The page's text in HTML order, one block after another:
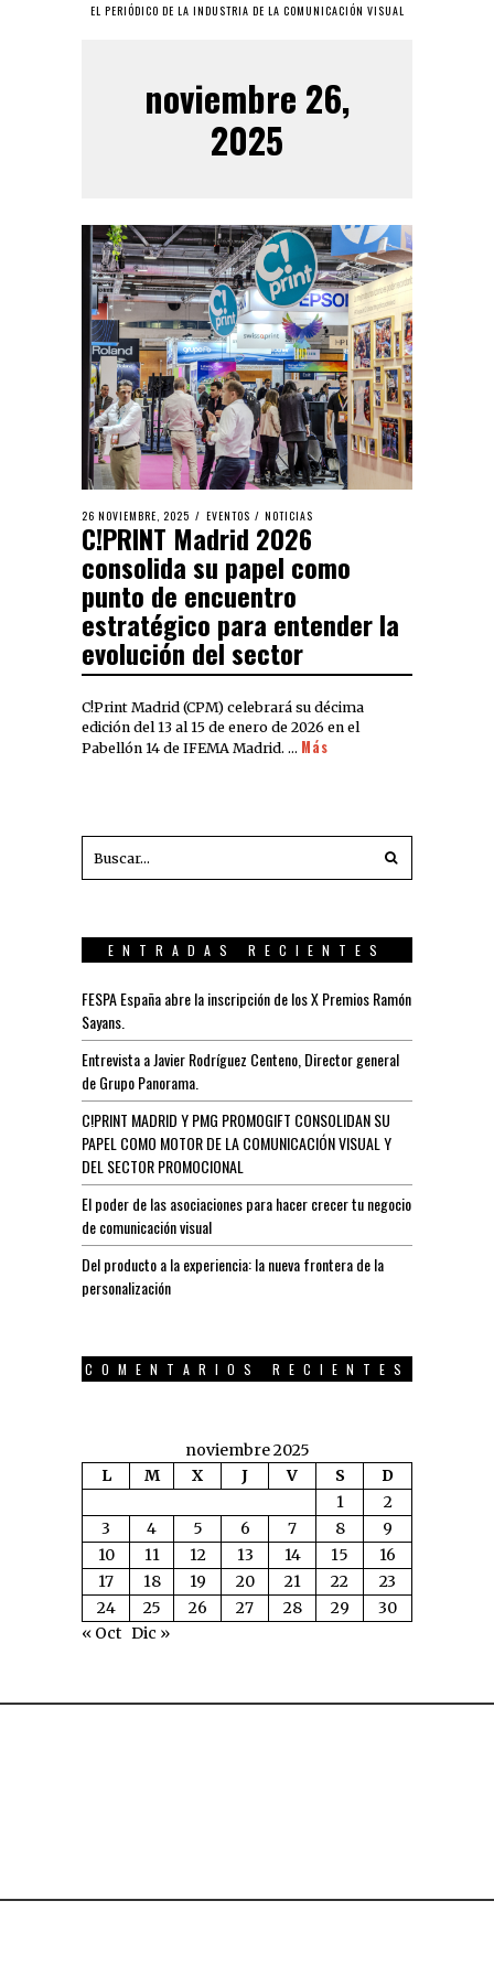
EL PERIÓDICO DE LA INDUSTRIA DE LA COMUNICACIÓN VISUAL
noviembre 26,
2025
26 NOVIEMBRE, 2025 EVENTOS / NOTICIAS
C!PRINT Madrid 2026
consolida su papel como
punto de encuentro
estratégico para entender la
evolución del sector
C!Print Madrid (CPM) celebrará su décima
edición del 13 al 15 de enero de 2026 en el
Pabellón 14 de IFEMA Madrid. … Más
ENTRADAS RECIENTES
FESPA España abre la inscripción de los X Premios Ramón
Sayans.
Entrevista a Javier Rodríguez Centeno, Director general
de Grupo Panorama.
C!PRINT MADRID Y PMG PROMOGIFT CONSOLIDAN SU
PAPEL COMO MOTOR DE LA COMUNICACIÓN VISUAL Y
DEL SECTOR PROMOCIONAL
El poder de las asociaciones para hacer crecer tu negocio
de comunicación visual
Del producto a la experiencia: la nueva frontera de la
personalización
COMENTARIOS RECIENTES
noviembre 2025
L
M X J V S
D
1
2
3
4 5 6 7 8
9
10
11 12 13 14 15
16
17
18 19 20 21 22
23
24
25 26 27 28 29
30
« Oct Dic »